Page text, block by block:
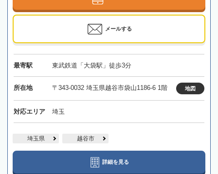
メールする
最寄駅 東武鉄道「大袋駅」徒歩3分
所在地 〒343-0032 埼玉県越谷市袋山1186-6 1階 地図
対応エリア 埼玉
埼玉県 越谷市
詳細を見る